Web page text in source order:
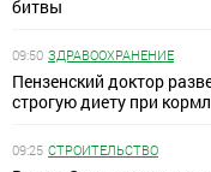
битвы
09:50 ЗДРАВООХРАНЕНИЕ
Пензенский доктор
строгую диету при
09:25 СТРОИТЕЛЬСТВО